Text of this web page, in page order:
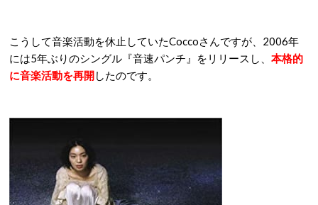
こうして音楽活動を休止していたCoccoさんですが、2006年
には5年ぶりのシングル『音速パンチ』をリリースし、 本格的
に音楽活動を再開したのです。